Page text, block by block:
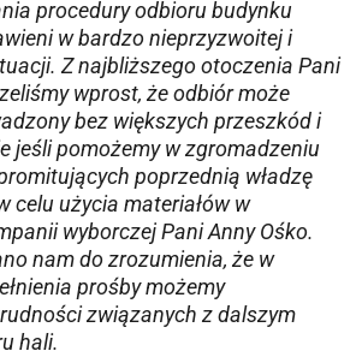
procedury odbioru budynku
w bardzo nieprzyzwoitej i
Z najbliższego otoczenia Pani
wprost, że odbiór może
bez większych przeszkód i
jeśli pomożemy w zgromadzeniu
poprzednią władzę
celu użycia materiałów w
wyborczej Pani Anny Ośko.
nam do zrozumienia, że w
prośby możemy
związanych z dalszym
hali.